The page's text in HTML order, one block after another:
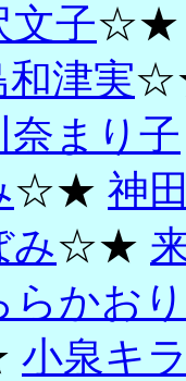
文子
和津実
奈まり子
☆★ 神
み☆★
らかおり
小泉キ